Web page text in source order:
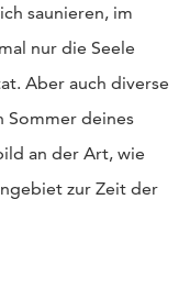
saunieren, im
nur die Seele
Aber auch diverse
Sommer deines
an der Art, wie
zur Zeit der